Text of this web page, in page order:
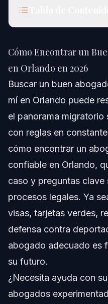
Respuesta Rápida
Por Qué es Importante
Abogado de
Paso a Paso: Cómo
Lista de Documentos
Abogado de
Cronograma: Qué
Abogado de
Costos y Honorarios:
Precio del Servicio
Errores Comunes al
Notas sobre Leyes
Debe Conocer
Notas sobre Carolina del
Cómo Encontrar un
en Orlando en 2026
Buscar un buen
mí en Orlando puede
el panorama
con reglas en
cómo encontrar un
confiable en Orlando,
caso y preguntas
procesos legales. Ya
visas, tarjetas verdes,
defensa contra
abogado adecuado es
su futuro.
¿Necesita ayuda con
abogados